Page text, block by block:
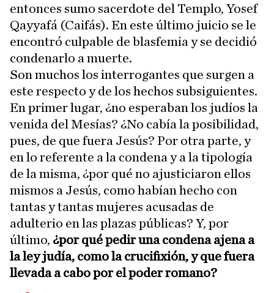
entonces sumo sacerdote del Templo, Yosef
Qayyafá (Caifás). En este último juicio se le
encontró culpable de blasfemia y se decidió
condenarlo a muerte.
Son muchos los interrogantes que surgen a
este respecto y de los hechos subsiguientes.
En primer lugar, ¿no esperaban los judíos la
venida del Mesías? ¿No cabía la posibilidad,
pues, de que fuera Jesús? Por otra parte, y
en lo referente a la condena y a la tipología
de la misma, ¿por qué no ajusticiaron ellos
mismos a Jesús, como habían hecho con
tantas y tantas mujeres acusadas de
adulterio en las plazas públicas? Y, por
último, ¿por qué pedir una condena ajena a
la ley judía, como la crucifixión, y que fuera
llevada a cabo por el poder romano?